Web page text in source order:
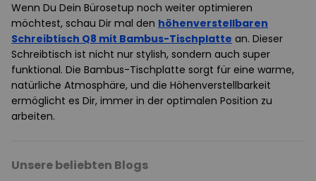
Wenn Du Dein Bürosetup noch weiter optimieren
möchtest, schau Dir mal den höhenverstellbaren
Schreibtisch Q8 mit Bambus-Tischplatte an. Dieser
Schreibtisch ist nicht nur stylish, sondern auch super
funktional. Die Bambus-Tischplatte sorgt für eine warme,
natürliche Atmosphäre, und die Höhenverstellbarkeit
ermöglicht es Dir, immer in der optimalen Position zu
arbeiten.
Unsere beliebten Blogs